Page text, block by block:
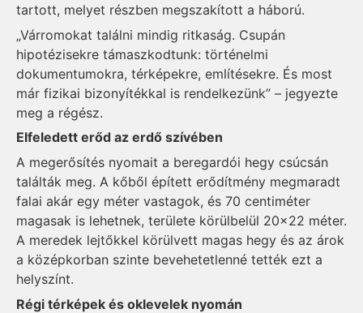
tartott, melyet részben megszakított a háború.
„Várromokat találni mindig ritkaság. Csupán
hipotézisekre támaszkodtunk: történelmi
dokumentumokra, térképekre, említésekre. És most
már fizikai bizonyítékkal is rendelkezünk” – jegyezte
meg a régész.
Elfeledett erőd az erdő szívében
A megerősítés nyomait a beregardói hegy csúcsán
találták meg. A kőből épített erődítmény megmaradt
falai akár egy méter vastagok, és 70 centiméter
magasak is lehetnek, területe körülbelül 20x22 méter.
A meredek lejtőkkel körülvett magas hegy és az árok
a középkorban szinte bevehetetlenné tették ezt a
helyszínt.
Régi térképek és oklevelek nyomán